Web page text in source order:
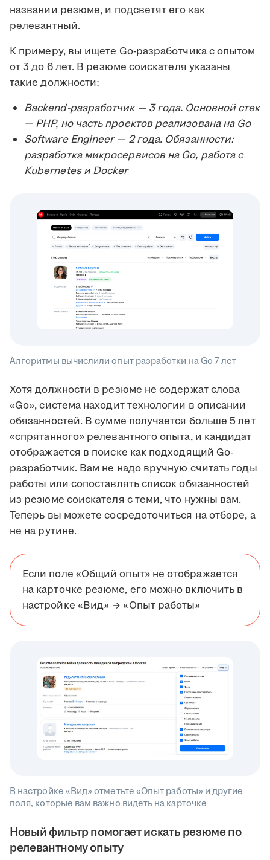
названии резюме, и подсветят его как
релевантный.
К примеру, вы ищете Go-разработчика с опытом
от 3 до 6 лет. В резюме соискателя указаны
такие должности:
Backend-разработчик — 3 года. Основной стек
— PHP, но часть проектов реализована на Go
Software Engineer — 2 года. Обязанности:
разработка микросервисов на Go, работа с
Kubernetes и Docker
Алгоритмы вычислили опыт разработки на Go 7 лет
Хотя должности в резюме не содержат слова
«Go», система находит технологии в описании
обязанностей. В сумме получается больше 5 лет
«спрятанного» релевантного опыта, и кандидат
отображается в поиске как подходящий Go-
разработчик. Вам не надо вручную считать годы
работы или сопоставлять список обязанностей
из резюме соискателя с теми, что нужны вам.
Теперь вы можете сосредоточиться на отборе, а
не на рутине.
Если поле «Общий опыт» не отображается
на карточке резюме, его можно включить в
настройке «Вид» → «Опыт работы»
В настройке «Вид» отметьте «Опыт работы» и другие
поля, которые вам важно видеть на карточке
Новый фильтр помогает искать резюме по
релевантному опыту